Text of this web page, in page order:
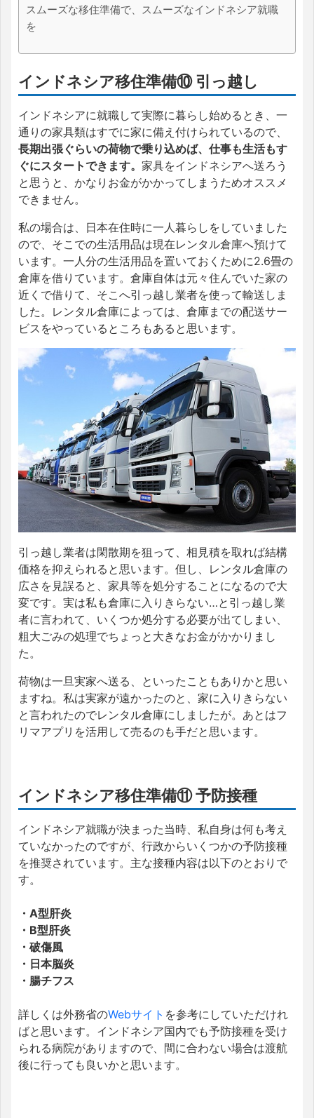
スムーズな移住準備で、スムーズなインドネシア就職
を
インドネシア移住準備⑩ 引っ越し
インドネシアに就職して実際に暮らし始めるとき、一
通りの家具類はすでに家に備え付けられているので、
長期出張ぐらいの荷物で乗り込めば、仕事も生活もす
ぐにスタートできます。 家具をインドネシアへ送ろう
と思うと、かなりお金がかかってしまうためオススメ
できません。
私の場合は、日本在住時に一人暮らしをしていました
ので、そこでの生活用品は現在レンタル倉庫へ預けて
います。一人分の生活用品を置いておくために2.6畳の
倉庫を借りています。倉庫自体は元々住んでいた家の
近くで借りて、そこへ引っ越し業者を使って輸送しま
した。レンタル倉庫によっては、倉庫までの配送サー
ビスをやっているところもあると思います。
引っ越し業者は閑散期を狙って、相見積を取れば結構
価格を抑えられると思います。但し、レンタル倉庫の
広さを見誤ると、家具等を処分することになるので大
変です。実は私も倉庫に入りきらない…と引っ越し業
者に言われて、いくつか処分する必要が出てしまい、
粗大ごみの処理でちょっと大きなお金がかかりまし
た。
荷物は一旦実家へ送る、といったこともありかと思い
ますね。私は実家が遠かったのと、家に入りきらない
と言われたのでレンタル倉庫にしましたが。あとはフ
リマアプリを活用して売るのも手だと思います。
インドネシア移住準備⑪ 予防接種
インドネシア就職が決まった当時、私自身は何も考え
ていなかったのですが、行政からいくつかの予防接種
を推奨されています。主な接種内容は以下のとおりで
す。
・A型肝炎
・B型肝炎
・破傷風
・日本脳炎
・腸チフス
詳しくは外務省のWebサイト を参考にしていただけれ
ばと思います。インドネシア国内でも予防接種を受け
られる病院がありますので、間に合わない場合は渡航
後に行っても良いかと思います。